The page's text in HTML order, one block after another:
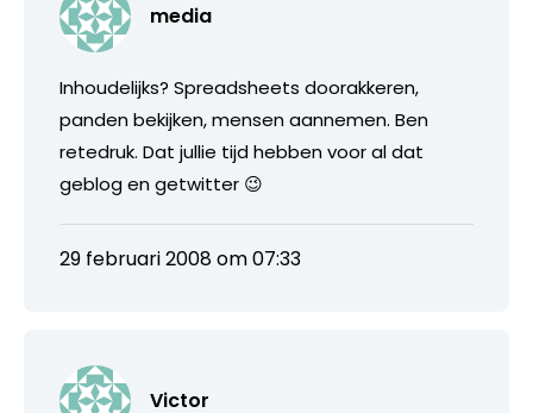
media
Inhoudelijks? Spreadsheets doorakkeren,
panden bekijken, mensen aannemen. Ben
retedruk. Dat jullie tijd hebben voor al dat
geblog en getwitter 😉
29 februari 2008 om 07:33
Victor